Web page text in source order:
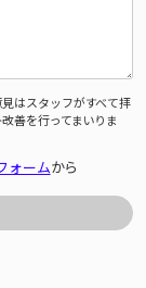
はスタッフがすべて拝
善を行ってまいりま
ォームから